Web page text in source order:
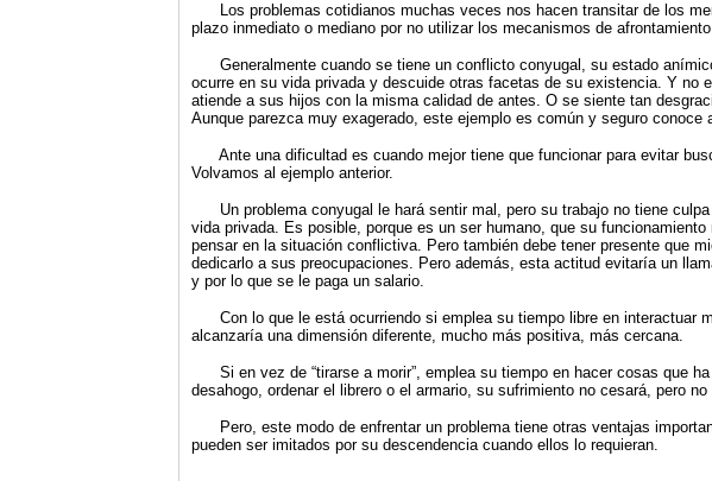
Los problemas cotidianos muchas veces nos hacen transitar de los
plazo inmediato o mediano por no utilizar los mecanismos de
Generalmente cuando se tiene un conflicto conyugal, su estado
ocurre en su vida privada y descuide otras facetas de su existencia. Y no
atiende a sus hijos con la misma calidad de antes. O se siente tan
Aunque parezca muy exagerado, este ejemplo es común y seguro conoce
Ante una dificultad es cuando mejor tiene que funcionar para evitar
Volvamos al ejemplo anterior.
Un problema conyugal le hará sentir mal, pero su trabajo no tiene
vida privada. Es posible, porque es un ser humano, que su
pensar en la situación conflictiva. Pero también debe tener presente que
dedicarlo a sus preocupaciones. Pero además, esta actitud evitaría un
y por lo que se le paga un salario.
Con lo que le está ocurriendo si emplea su tiempo libre en interactuar
alcanzaría una dimensión diferente, mucho más positiva, más cercana.
Si en vez de “tirarse a morir”, emplea su tiempo en hacer cosas que
desahogo, ordenar el librero o el armario, su sufrimiento no cesará, pero
Pero, este modo de enfrentar un problema tiene otras ventajas
pueden ser imitados por su descendencia cuando ellos lo requieran.